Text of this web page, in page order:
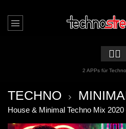
🏳️‍🌈
2 APPs für
TECHNO
House & Minimal Techno Mix